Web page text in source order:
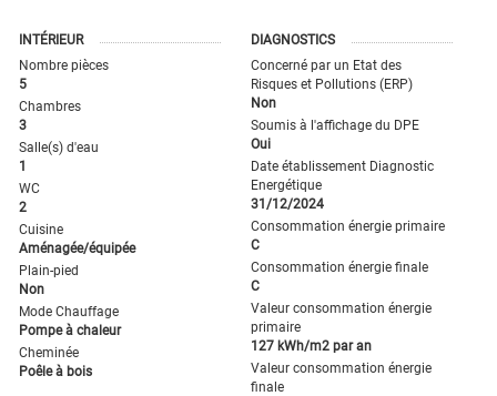
INTÉRIEUR
Nombre pièces
5
Chambres
3
Salle(s) d'eau
1
WC
2
Cuisine
Aménagée/équipée
Plain-pied
Non
Mode Chauffage
Pompe à chaleur
Cheminée
Poêle à bois
DIAGNOSTICS
Concerné par un Etat des
Risques et Pollutions (ERP)
Non
Soumis à l'affichage du DPE
Oui
Date établissement Diagnostic
Energétique
31/12/2024
Consommation énergie primaire
C
Consommation énergie finale
C
Valeur consommation énergie
primaire
127 kWh/m2 par an
Valeur consommation énergie
finale